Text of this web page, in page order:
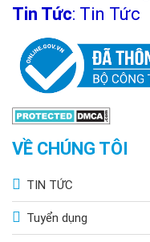
Tin Tức: Tin Tức
VỀ CHÚNG TÔI
TIN TỨC
Tuyển dụng